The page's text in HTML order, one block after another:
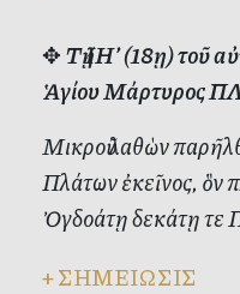
✥Τῇ ΙΗ’ (18ῃ) τοῦ
Ἁγίου Μάρτυρος
Μικροῦ λαθὼν
Πλάτων ἐκεῖνος, ὃν
Ὀγδοάτῃ δεκάτῃ τε
+ΣΗΜΕΙΩΣΙΣ